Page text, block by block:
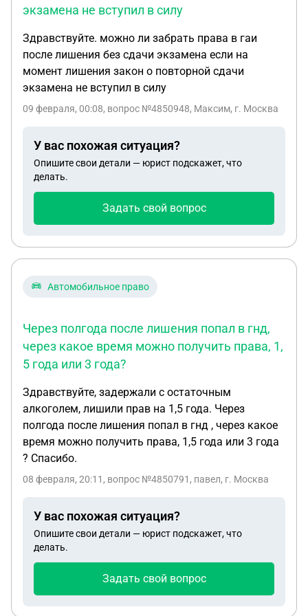
блокам — до вступления в наследство и после: A.
Доступ отца в квартиру / “вселение через
ребёнка” Есть ли у отца законное основание
требовать доступ/ключи/проживание в квартире,
и зарегистрирован в квартире, но фактически
жительства ребёнка нет. Может ли отец через суд
добиться права проживания в квартире “в
интересах ребёнка”, и как это обычно решается
судами? Что я могу сделать превентивно, чтобы
снизить риск его “вселения”: соглашение о
обращения, фиксации? B. Продажа доли
несовершеннолетней 4) Какие реальные
механизмы, чтобы заблокировать/затруднить
продажу доли ребёнка, если отец пойдёт в опеку
обязана опираться (стоимость, условия,
безопасность, район, обременения, разница в
качестве жилья и т.д.), и как грамотно оформить
разрешение — как и куда обжаловать, какие
сроки, какие доказательства критичны? 7) Какие
“серые” схемы бывают при продаже доли
несовершеннолетнего и как их пресечь заранее?
C. Материнский капитал 8) У нас с сестрой
маткапитал “на двоих/на второго ребёнка”
из-за разных отцов капитал нельзя использовать
до 18 лет. Нужно: проверить правовой статус
сертификата и кто им распоряжается после
смерти матери; можно ли использовать сейчас на
жильё и на каких условиях (ипотека/прямая
покупка); влияет ли факт разных отцов и что
экзамена не вступил в силу
Здравствуйте. можно ли забрать права в гаи
после лишения без сдачи экзамена если на
момент лишения закон о повторной сдачи
экзамена не вступил в силу
09 февраля, 00:08, вопрос №4850948, Максим, г. Москва
У вас похожая ситуация?
Опишите свои детали — юрист подскажет, что
делать.
Задать свой вопрос
Автомобильное право
Через полгода после лишения попал в гнд,
через какое время можно получить права, 1,
5 года или 3 года?
Здравствуйте, задержали с остаточным
алкоголем, лишили прав на 1,5 года. Через
полгода после лишения попал в гнд , через какое
время можно получить права, 1,5 года или 3 года
? Спасибо.
08 февраля, 20:11 , вопрос №4850791, павел, г. Москва
У вас похожая ситуация?
Опишите свои детали — юрист подскажет, что
делать.
Задать свой вопрос